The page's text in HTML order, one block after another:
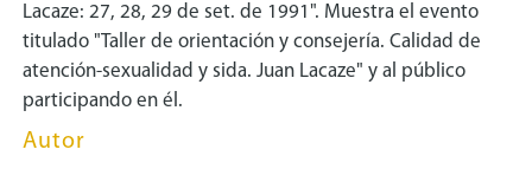
Lacaze: 27, 28, 29 de set. de 1991". Muestra el evento
titulado "Taller de orientación y consejería. Calidad de
atención-sexualidad y sida. Juan Lacaze" y al público
participando en él.
Autor